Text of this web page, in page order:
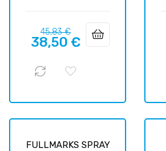
Prix
habituel
45,83 €Prix
38,50 €
FULLMARKS SPRAY